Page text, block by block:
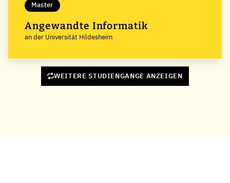
Master
Angewandte Informatik
an der Universität Hildesheim
WEITERE STUDIENGANGE ANZEIGEN